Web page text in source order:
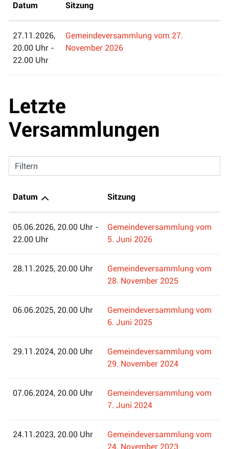
Datum Sitzung
27.11.2026,
20.00 Uhr -
22.00 Uhr
Gemeindeversammlung vom 27.
November 2026
Letzte
Versammlungen
Filtern
Datum Sitzung
05.06.2026, 20.00 Uhr -
22.00 Uhr
Gemeindeversammlung vom
5. Juni 2026
28.11.2025, 20.00 Uhr
Gemeindeversammlung vom
28. November 2025
06.06.2025, 20.00 Uhr
Gemeindeversammlung vom
6. Juni 2025
29.11.2024, 20.00 Uhr
Gemeindeversammlung vom
29. November 2024
07.06.2024, 20.00 Uhr
Gemeindeversammlung vom
7. Juni 2024
24.11.2023, 20.00 Uhr
Gemeindeversammlung vom
24. November 2023